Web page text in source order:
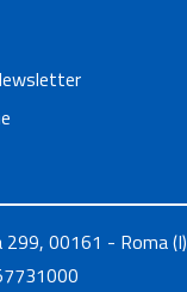
299, 00161 - Roma (I)